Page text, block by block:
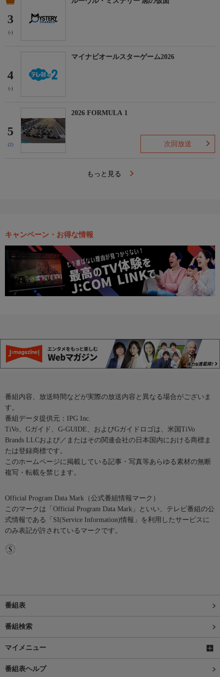
3
(-)
4
(-)
マイナビオールスターゲーム2026
5
(2)
2026 FORMULA 1
次回放送
もっと見る
キャンペーン・お得な情報
番組内容、放送時間などが実際の放送内容と異なる場合がございま
す。
番組データ提供元：IPG Inc.
TiVo、Gガイド、G-GUIDE、およびGガイドロゴは、米国TiVo
Brands LLCおよび／またはその関連会社の日本国内における商標ま
たは登録商標です。
このホームページに掲載している記事・写真等あらゆる素材の無断
複写・転載を禁じます。
Official Program Data Mark（公式番組情報マーク）
このマークは「Official Program Data Mark」といい、テレビ番組の公
式情報である「SI(Service Information)情報」を利用したサービスに
のみ表記が許されているマークです。
番組表
番組検索
マイメニュー
番組表ヘルプ